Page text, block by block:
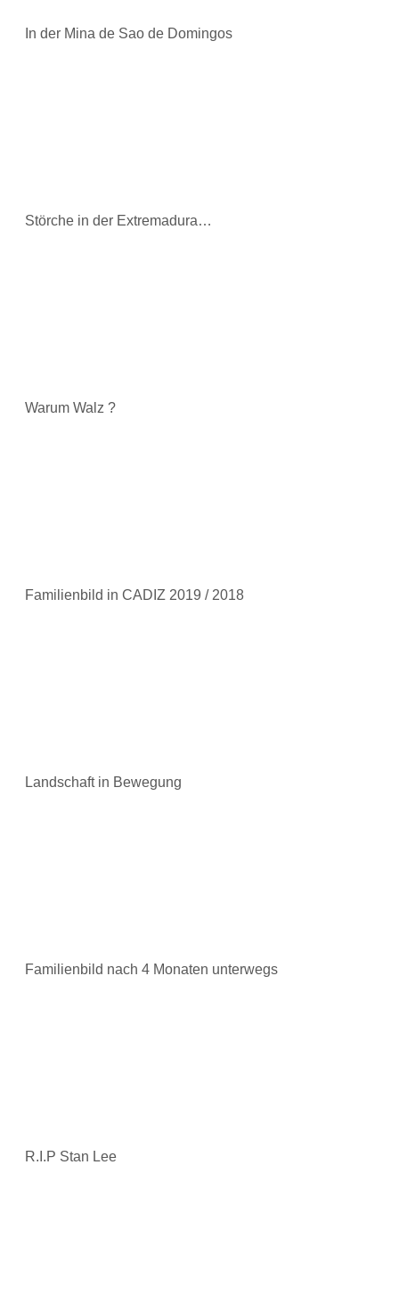
In der Mina de Sao de Domingos
Störche in der Extremadura…
Warum Walz ?
Familienbild in CADIZ 2019 / 2018
Landschaft in Bewegung
Familienbild nach 4 Monaten unterwegs
R.I.P Stan Lee